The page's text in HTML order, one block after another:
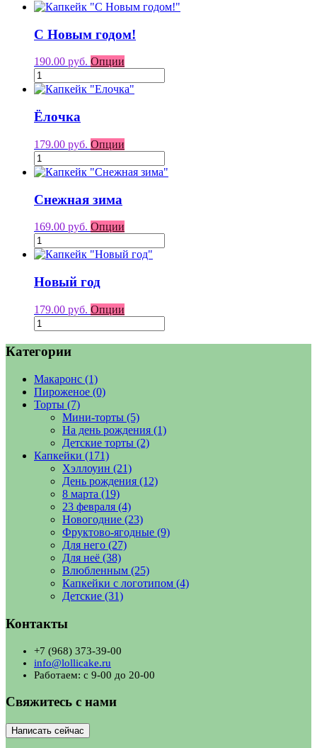
С Новым годом!
190.00 руб. Опции
Ёлочка
179.00 руб. Опции
Снежная зима
169.00 руб. Опции
Новый год
179.00 руб. Опции
Категории
Макаронс (1)
Пироженое (0)
Торты (7)
Мини-торты (5)
На день рождения (1)
Детские торты (2)
Капкейки (171)
Хэллоуин (21)
День рождения (12)
8 марта (19)
23 февраля (4)
Новогодние (23)
Фруктово-ягодные (9)
Для него (27)
Для неё (38)
Влюбленным (25)
Капкейки с логотипом (4)
Детские (31)
Контакты
+7 (968) 373-39-00
info@lollicake.ru
Работаем: с 9-00 до 20-00
Свяжитесь с нами
Написать сейчас